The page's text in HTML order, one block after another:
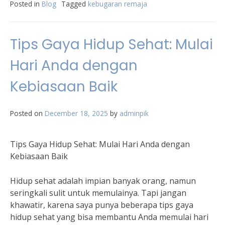
Posted in Blog Tagged kebugaran remaja
Tips Gaya Hidup Sehat: Mulai
Hari Anda dengan
Kebiasaan Baik
Posted on December 18, 2025 by adminpik
Tips Gaya Hidup Sehat: Mulai Hari Anda dengan
Kebiasaan Baik
Hidup sehat adalah impian banyak orang, namun
seringkali sulit untuk memulainya. Tapi jangan
khawatir, karena saya punya beberapa tips gaya
hidup sehat yang bisa membantu Anda memulai hari